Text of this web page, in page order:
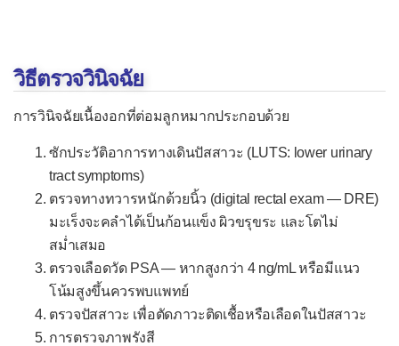
เนื้องอกต่อมไพเนียล
เนื้องอกที่ต่อมหมวกไต
เนื้องอกของเซลล์ไอสเล็ต
วิธีตรวจวินิจฉัย
การวินิจฉัยเนื้องอกที่ต่อมลูกหมากประกอบด้วย
ซักประวัติอาการทางเดินปัสสาวะ (LUTS: lower urinary
tract symptoms)
ตรวจทางทวารหนักด้วยนิ้ว (digital rectal exam — DRE)
มะเร็งจะคลำได้เป็นก้อนแข็ง ผิวขรุขระ และโตไม่
สม่ำเสมอ
ตรวจเลือดวัด PSA — หากสูงกว่า 4 ng/mL หรือมีแนว
โน้มสูงขึ้นควรพบแพทย์
ตรวจปัสสาวะ เพื่อตัดภาวะติดเชื้อหรือเลือดในปัสสาวะ
การตรวจภาพรังสี